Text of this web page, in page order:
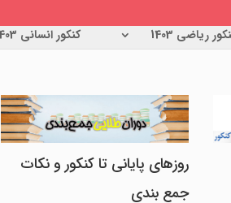
ریاضی 1403 کنکور انسانی 1403
روزهای پایانی تا کنکور و نکات
جمع بندی